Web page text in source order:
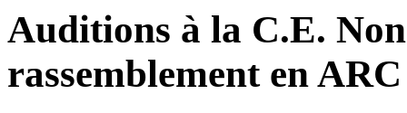
Auditions à la C.E.
rassemblement en ARC